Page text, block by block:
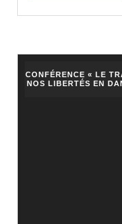
CONFÉRENCE « LE
NOS LIBERTÉS EN